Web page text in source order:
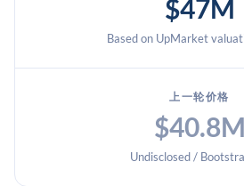
$47M
Based on UpMarket
上一轮价格
$40.8M
Undisclosed /